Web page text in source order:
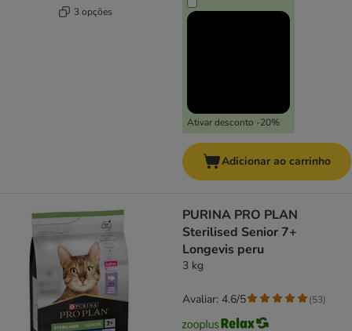
3 opções
Ativar desconto -20%
Adicionar ao carrinho
PURINA PRO PLAN
Sterilised Senior 7+
Longevis peru
3 kg
Avaliar: 4.6/5 (53)